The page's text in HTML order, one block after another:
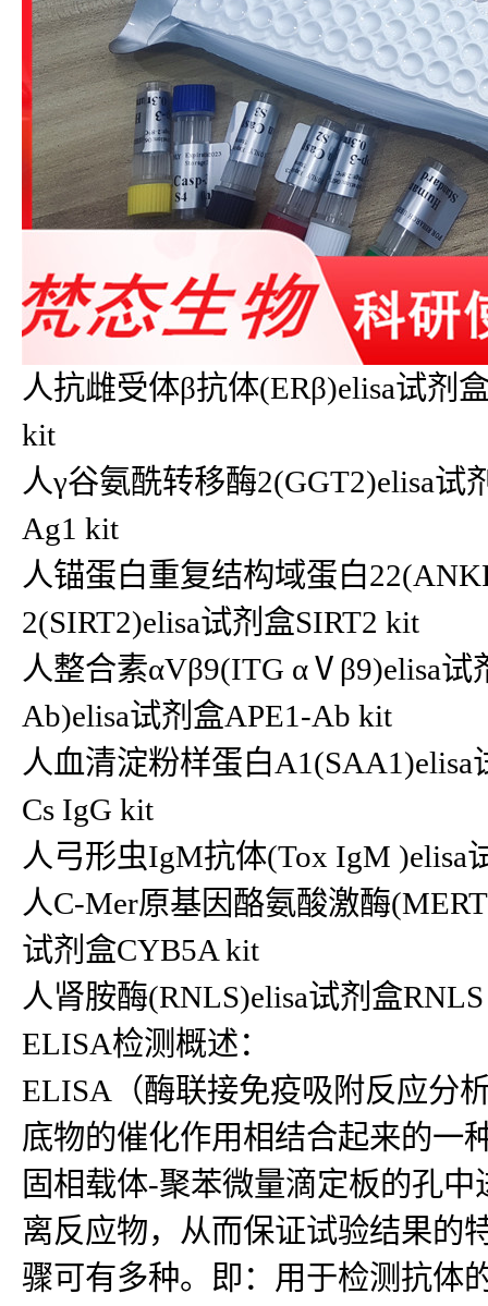
人抗雌受体β抗体(ERβ)elisa试剂
kit
人γ谷氨酰转移酶2(GGT2)elisa试
Ag1 kit
人锚蛋白重复结构域蛋白
2(SIRT2)elisa试剂盒SIRT2 kit
人整合素αVβ9(ITG αⅤβ9)elisa
Ab)elisa试剂盒APE1-Ab kit
人血清淀粉样蛋白
Cs IgG kit
人弓形虫IgM抗体(Tox IgM )elisa
人C-Mer原基因酪氨酸激酶
试剂盒CYB5A kit
人肾胺酶(RNLS)elisa试剂盒
ELISA检测概述：
ELISA（酶联接免疫吸附反应分
底物的催化作用相结合起来的一
固相载体-聚苯微量滴定板的孔
离反应物，从而保证试验结果的
骤可有多种。即：用于检测抗体